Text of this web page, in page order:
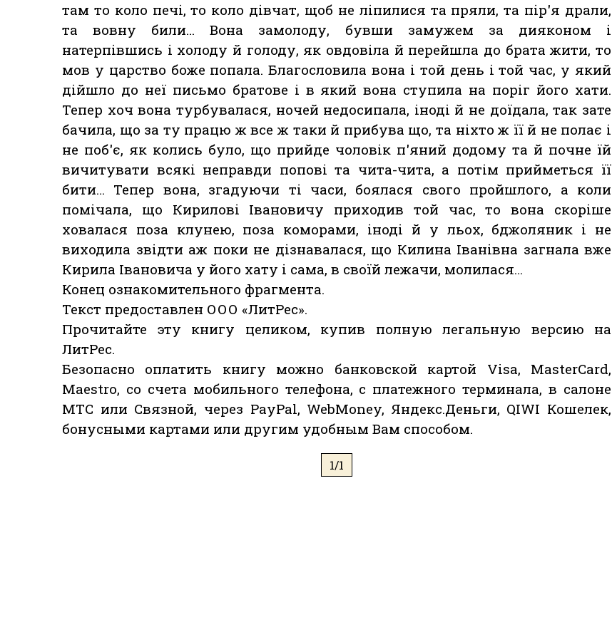
там то коло печі, то коло дівчат, щоб не ліпилися та пряли, та пір'я драли,
та вовну били… Вона замолоду, бувши замужем за дияконом і
натерпівшись і холоду й голоду, як овдовіла й перейшла до брата жити, то
мов у царство боже попала. Благословила вона і той день і той час, у який
дійшло до неї письмо братове і в який вона ступила на поріг його хати.
Тепер хоч вона турбувалася, ночей недосипала, іноді й не доїдала, так зате
бачила, що за ту працю ж все ж таки й прибува що, та ніхто ж її й не полає і
не поб'є, як колись було, що прийде чоловік п'яний додому та й почне їй
вичитувати всякі неправди попові та чита-чита, а потім прийметься її
бити… Тепер вона, згадуючи ті часи, боялася свого пройшлого, а коли
помічала, що Кирилові Івановичу приходив той час, то вона скоріше
ховалася поза клунею, поза коморами, іноді й у льох, бджоляник і не
виходила звідти аж поки не дізнавалася, що Килина Іванівна загнала вже
Кирила Івановича у його хату і сама, в своїй лежачи, молилася…
Конец ознакомительного фрагмента.
Текст предоставлен ООО «ЛитРес».
Прочитайте эту книгу целиком, купив полную легальную версию на
ЛитРес.
Безопасно оплатить книгу можно банковской картой Visa, MasterCard,
Maestro, со счета мобильного телефона, с платежного терминала, в салоне
МТС или Связной, через PayPal, WebMoney, Яндекс.Деньги, QIWI Кошелек,
бонусными картами или другим удобным Вам способом.
1/1